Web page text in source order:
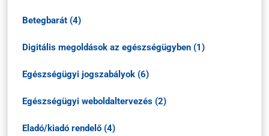
Betegbarát (4)
Digitális megoldások az egészségügyben (1)
Egészségügyi jogszabályok (6)
Egészségügyi weboldaltervezés (2)
Eladó/kiadó rendelő (4)